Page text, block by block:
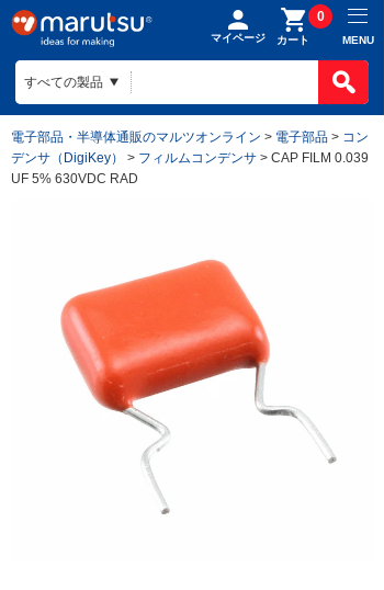
マイページ カート
0
MENU
電子部品・半導体通販のマルツオンライン > 電子部品 > コン
デンサ（DigiKey）
> フィルムコンデンサ > CAP FILM 0.039
UF 5% 630VDC RAD